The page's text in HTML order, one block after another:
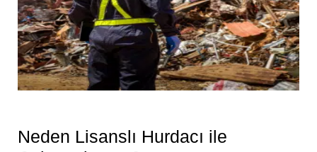
Neden Lisanslı Hurdacı ile